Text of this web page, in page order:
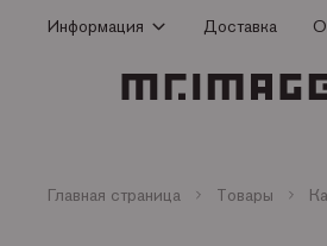
Информация
Доставка
Сертификаты
Доставка
Главная страница Товары